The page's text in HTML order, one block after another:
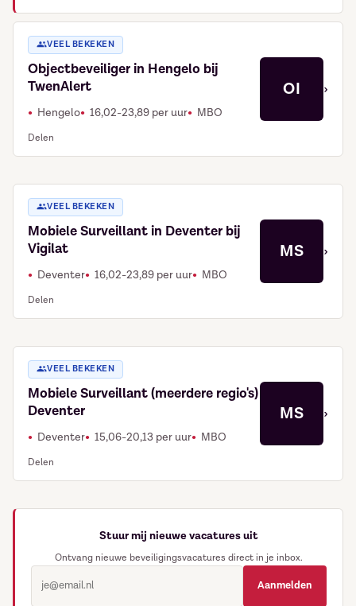
VEEL BEKEKEN
Objectbeveiliger in Hengelo bij
TwenAlert
Hengelo 16,02-23,89 per uur MBO
Delen
OI ›
VEEL BEKEKEN
Mobiele Surveillant in Deventer bij
Vigilat
Deventer 16,02-23,89 per uur MBO
Delen
MS ›
VEEL BEKEKEN
Mobiele Surveillant (meerdere regio's)
Deventer
Deventer 15,06-20,13 per uur MBO
Delen
MS ›
Stuur mij nieuwe vacatures uit
Ontvang nieuwe beveiligingsvacatures direct in je inbox.
Aanmelden